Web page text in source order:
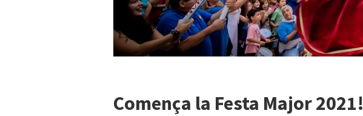
Comença la Festa Major 2021!